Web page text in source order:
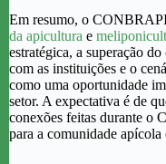
Em resumo, o
da apicultura e
estratégica, a superação
com as instituições e o
como uma oportunidade
setor. A expectativa é de
conexões feitas durante o
para a comunidade